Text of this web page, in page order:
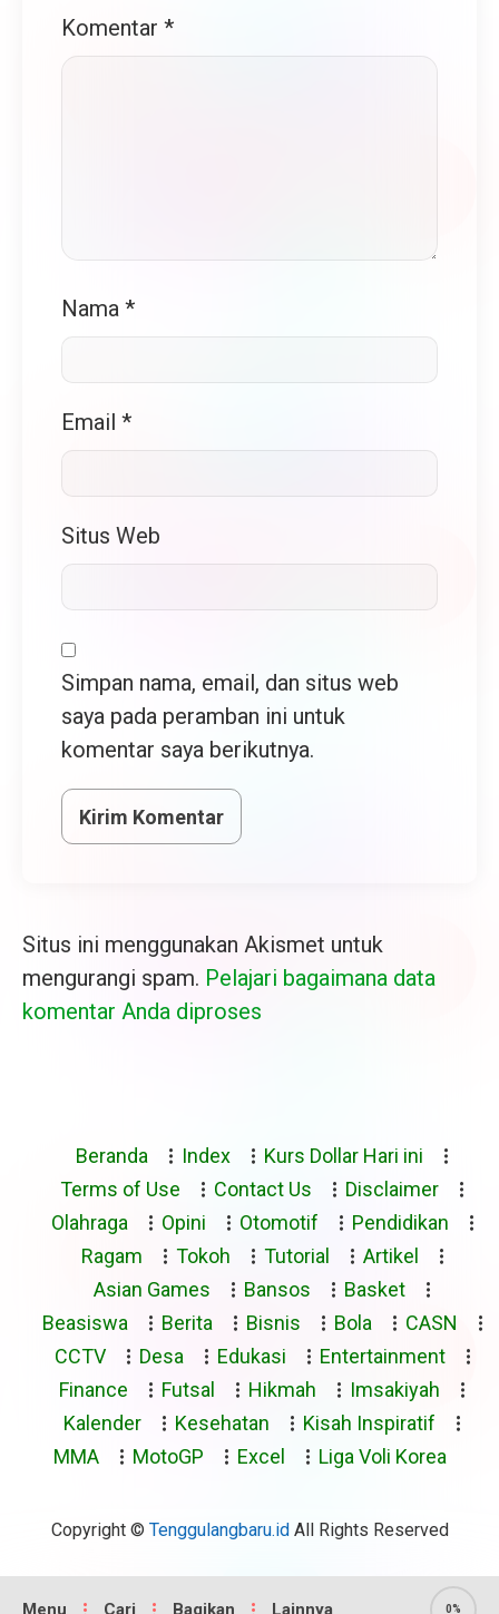
Komentar *
Nama *
Email *
Situs Web
Simpan nama, email, dan situs web
saya pada peramban ini untuk
komentar saya berikutnya.
Situs ini menggunakan Akismet untuk
mengurangi spam. Pelajari bagaimana data
komentar Anda diproses
Beranda Index
Kurs Dollar Hari ini
Terms of Use
Contact Us
Disclaimer
Olahraga
Opini Otomotif
Pendidikan
Ragam
Tokoh Tutorial
Artikel
Asian Games
Bansos
Basket
Beasiswa
Berita Bisnis Bola
CASN
CCTV
Desa Edukasi
Entertainment
Finance
Futsal Hikmah
Imsakiyah
Kalender
Kesehatan
Kisah Inspiratif
MMA
MotoGP Excel Liga Voli Korea
Copyright © Tenggulangbaru.id All Rights Reserved
Menu Cari Bagikan Lainnya 0%